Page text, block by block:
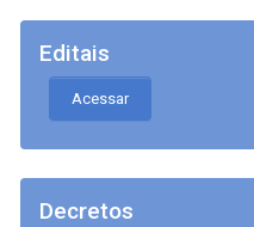
Editais
Acessar
Decretos